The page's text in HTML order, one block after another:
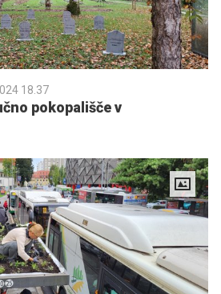
18.37
pokopališče v